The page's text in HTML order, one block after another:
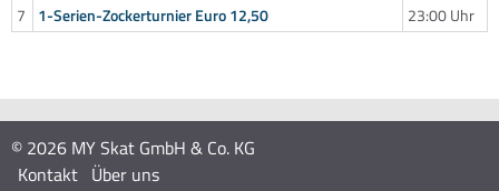
7
1-Serien-Zockerturnier Euro 12,50 23:00 Uhr
© 2026 MY Skat GmbH & Co. KG
Kontakt Über uns